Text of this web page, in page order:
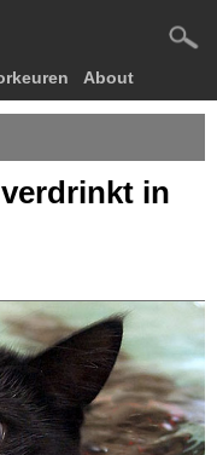
About
in